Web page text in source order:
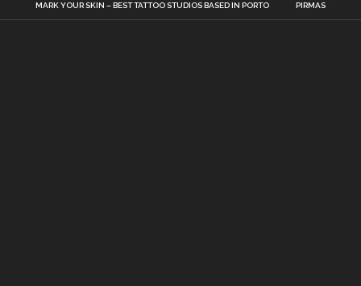
MARK YOUR SKIN – BEST TATTOO STUDIOS BASED IN PORTO PIRMAS